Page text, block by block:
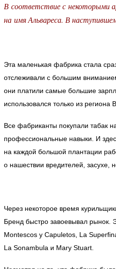
В соответствие с некоторыми
на имя Альвареса. В
Эта маленькая фабрика стала
отслеживали с большим
они платили самые большие
использовался только из региона
Все фабриканты покупали табак
профессиональные навыки. И
на каждой большой плантации
о нашествии вредителей, засухе,
Через некоторое время
Бренд быстро завоевывал рынок.
Montescos y Capuletos, La
La Sonambula и Mary Stuart.